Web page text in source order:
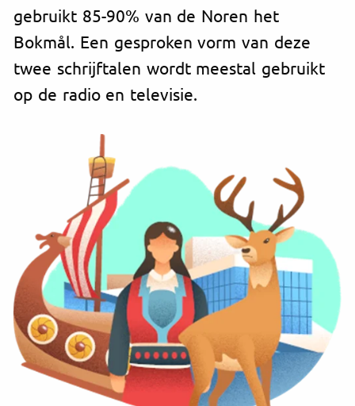
gebruikt 85-90% van de Noren het
Bokmål. Een gesproken vorm van deze
twee schrijftalen wordt meestal gebruikt
op de radio en televisie.